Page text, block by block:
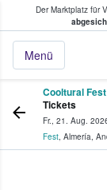
Der Marktplatz für
Menü
Tickets
Cooltural Fest
Tickets
Fr., 21. Aug.
Fest, Almería,